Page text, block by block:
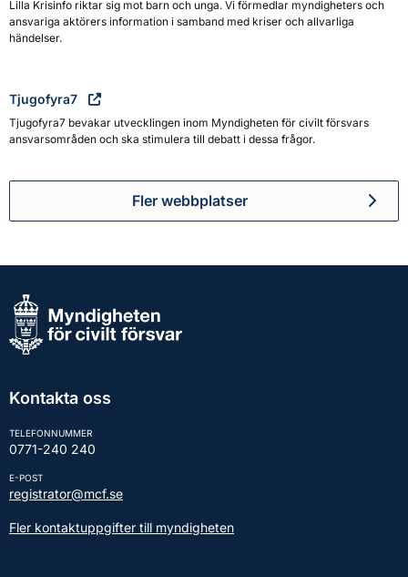
Lilla Krisinfo riktar sig mot barn och unga. Vi förmedlar myndigheters och
ansvariga aktörers information i samband med kriser och allvarliga
händelser.
Tjugofyra7
Tjugofyra7 bevakar utvecklingen inom Myndigheten för civilt försvars
ansvarsområden och ska stimulera till debatt i dessa frågor.
Fler webbplatser
Kontakta oss
TELEFONNUMMER
0771-240 240
E-POST
registrator@mcf.se
Fler kontaktuppgifter till myndigheten